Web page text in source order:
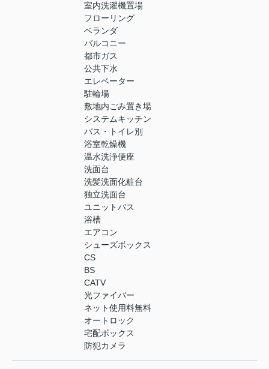
室内洗濯機置場
フローリング
ベランダ
バルコニー
都市ガス
公共下水
エレベーター
駐輪場
敷地内ごみ置き場
システムキッチン
バス・トイレ別
浴室乾燥機
温水洗浄便座
洗面台
洗髪洗面化粧台
独立洗面台
ユニットバス
浴槽
エアコン
シューズボックス
CS
BS
CATV
光ファイバー
ネット使用料無料
オートロック
宅配ボックス
防犯カメラ